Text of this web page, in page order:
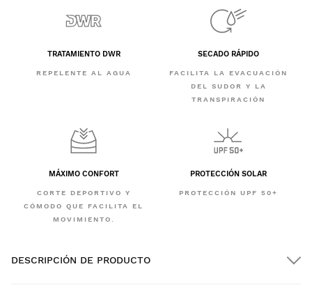
TRATAMIENTO DWR
REPELENTE AL AGUA
SECADO RÁPIDO
FACILITA LA EVACUACIÓN
DEL SUDOR Y LA
TRANSPIRACIÓN
MÁXIMO CONFORT
CORTE DEPORTIVO Y
CÓMODO QUE FACILITA EL
MOVIMIENTO.
PROTECCIÓN SOLAR
PROTECCIÓN UPF 50+
DESCRIPCIÓN DE PRODUCTO